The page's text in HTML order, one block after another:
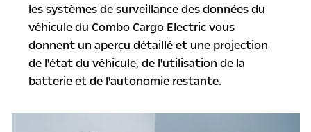
les systèmes de surveillance des données du
véhicule du Combo Cargo Electric vous
donnent un aperçu détaillé et une projection
de l'état du véhicule, de l'utilisation de la
batterie et de l'autonomie restante.